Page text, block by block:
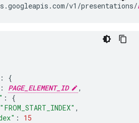
v1/presentations/
:
{
: PAGE_ELEMENT_ID
,
" :
{
"FROM_START_INDEX" ,
:
15